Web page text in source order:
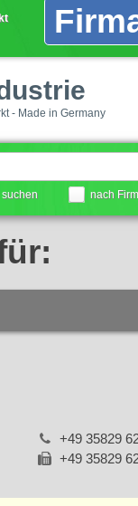
- Made in Germany
nach
+49 35829
+49 35829